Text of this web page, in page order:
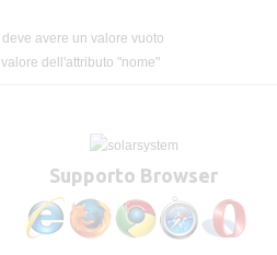
avere un valore vuoto
dell'attributo "nome"
Supporto Browser